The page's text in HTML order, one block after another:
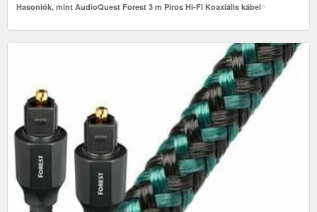
Hasonlók, mint AudioQuest Forest 3 m Piros Hi-Fi Koaxiális kábel